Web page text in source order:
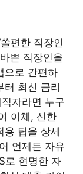
편한 직장인
쁜 직장인을
으로 간편하
터 최신 금리
자라면 누구
이체, 신한
용 팁을 상세
언제든 자유
로 현명한 자